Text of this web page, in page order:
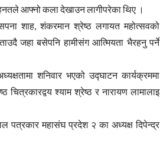
आफ्नो कला देखाउन लागीपरेका थिए ।
शाह, शंकरमान श्रेष्ठ लगायत महोत्सवको
जहा बसेपनि हामीसंग आत्मियता भैरहनु पर्ने
शनिवार भएको उद्घाटन कार्यक्रममा
चित्रकारद्वय श्याम श्रेष्ठ र नारायण लामालाइ
पत्रकार महासंघ प्रदेश २ का अध्यक्ष दिपेन्द्र